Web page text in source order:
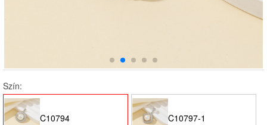
Szín:
C10794 C10797-1